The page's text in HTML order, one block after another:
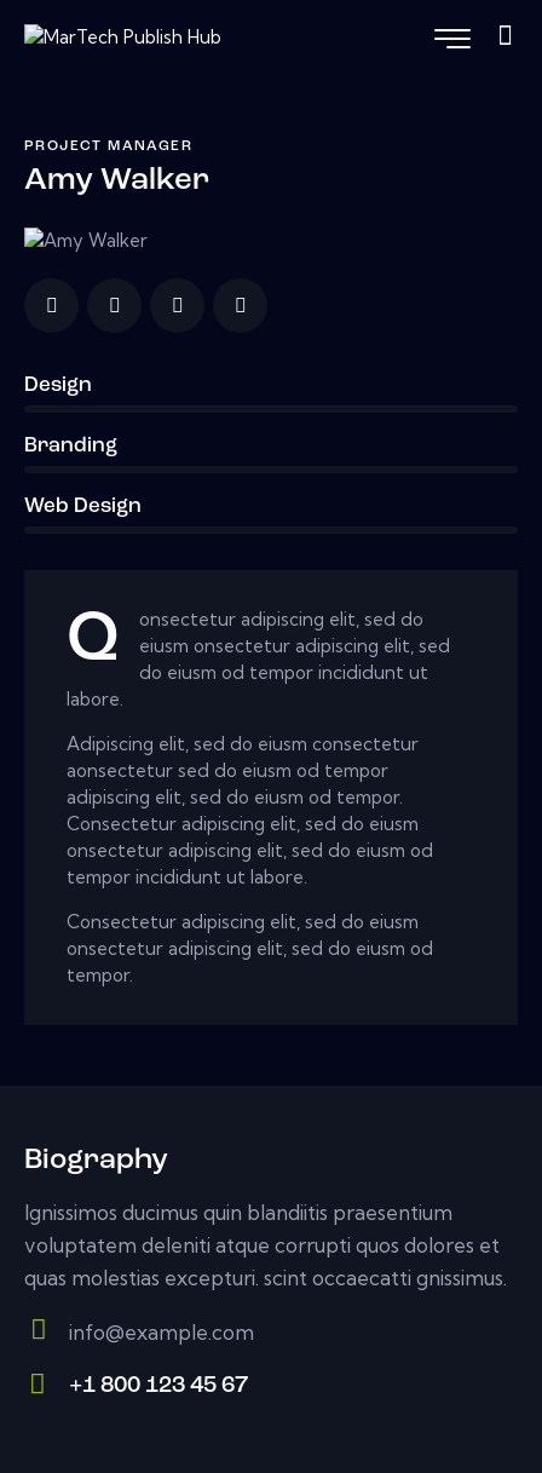
PROJECT MANAGER
Amy Walker
Design
Branding
Web Design
Q
onsectetur adipiscing elit, sed do
eiusm onsectetur adipiscing elit, sed
do eiusm od tempor incididunt ut
labore.
Adipiscing elit, sed do eiusm consectetur
aonsectetur sed do eiusm od tempor
adipiscing elit, sed do eiusm od tempor.
Consectetur adipiscing elit, sed do eiusm
onsectetur adipiscing elit, sed do eiusm od
tempor incididunt ut labore.
Consectetur adipiscing elit, sed do eiusm
onsectetur adipiscing elit, sed do eiusm od
tempor.
Biography
Ignissimos ducimus quin blandiitis praesentium
voluptatem deleniti atque corrupti quos dolores et
quas molestias excepturi. scint occaecatti gnissimus.
E-
m
info@example.com
+1 800 123 45 67